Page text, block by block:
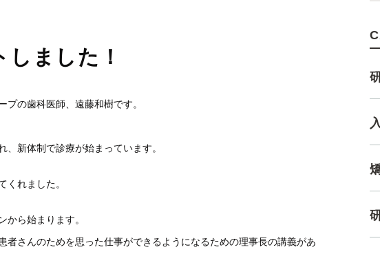
ました！
プの歯科医師、 遠藤和樹です。
、 新体制で診療が始まっています。
くれました。
から始まります。
者さんのためを思った仕事ができるようになるための理事長の講義があ